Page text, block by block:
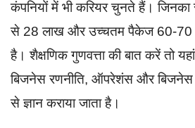
कंपनियों में भी करियर चुनते हैं। जिनका
से 28 लाख और उच्चतम पैकेज 60-70
है। शैक्षणिक गुणवत्ता की बात करें तो
बिजनेस रणनीति, ऑपरेशंस और बिजनेस
से ज्ञान कराया जाता है।